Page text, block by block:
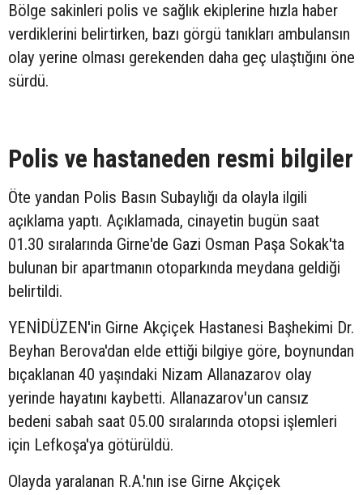
Bölge sakinleri polis ve sağlık ekiplerine hızla haber
verdiklerini belirtirken, bazı görgü tanıkları ambulansın
olay yerine olması gerekenden daha geç ulaştığını öne
sürdü.
Polis ve hastaneden resmi bilgiler
Öte yandan Polis Basın Subaylığı da olayla ilgili
açıklama yaptı. Açıklamada, cinayetin bugün saat
01.30 sıralarında Girne'de Gazi Osman Paşa Sokak'ta
bulunan bir apartmanın otoparkında meydana geldiği
belirtildi.
YENİDÜZEN'in Girne Akçiçek Hastanesi Başhekimi Dr.
Beyhan Berova'dan elde ettiği bilgiye göre, boynundan
bıçaklanan 40 yaşındaki Nizam Allanazarov olay
yerinde hayatını kaybetti. Allanazarov'un cansız
bedeni sabah saat 05.00 sıralarında otopsi işlemleri
için Lefkoşa'ya götürüldü.
Olayda yaralanan R.A.'nın ise Girne Akçiçek